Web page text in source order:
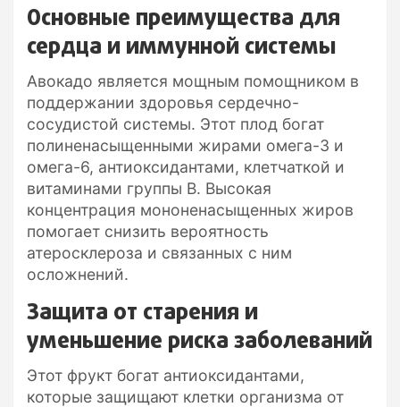
Основные преимущества для
сердца и иммунной системы
Авокадо является мощным помощником в
поддержании здоровья сердечно-
сосудистой системы. Этот плод богат
полиненасыщенными жирами омега-3 и
омега-6, антиоксидантами, клетчаткой и
витаминами группы B. Высокая
концентрация мононенасыщенных жиров
помогает снизить вероятность
атеросклероза и связанных с ним
осложнений.
Защита от старения и
уменьшение риска заболеваний
Этот фрукт богат антиоксидантами,
которые защищают клетки организма от